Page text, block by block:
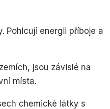
Pohlcují energii příboje a
jsou závislé na
místa.
chemické látky s